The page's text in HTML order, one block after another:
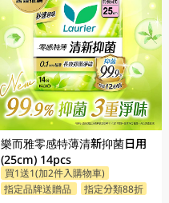
樂而雅零感特薄清新抑菌日用
(25cm) 14pcs
買1送1(加2件入購物車)
指定品牌送贈品
指定分類88折